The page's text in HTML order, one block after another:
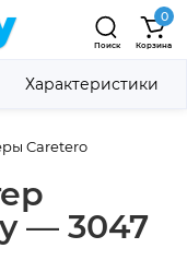
Поиск
0
Корзина
Caretero
— 3047
Характеристики